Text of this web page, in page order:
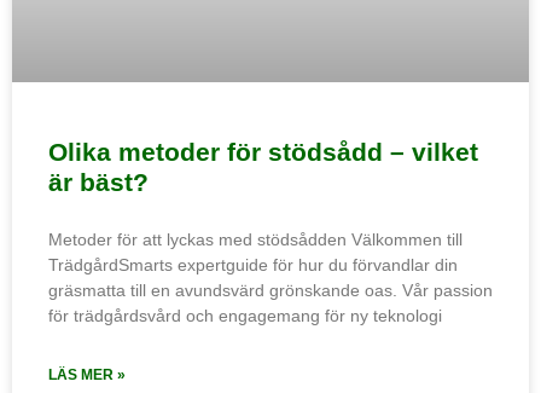
Olika metoder för stödsådd – vilket
är bäst?
Metoder för att lyckas med stödsådden Välkommen till
TrädgårdSmarts expertguide för hur du förvandlar din
gräsmatta till en avundsvärd grönskande oas. Vår passion
för trädgårdsvård och engagemang för ny teknologi
LÄS MER »